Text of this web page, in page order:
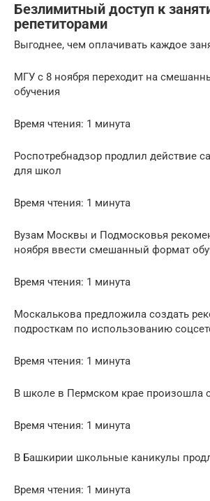
Безлимитный доступ к
репетиторами
Выгоднее, чем оплачивать каждое
МГУ с 8 ноября переходит на
обучения
Время чтения: 1 минута
Роспотребнадзор продлил действие
для школ
Время чтения: 1 минута
Вузам Москвы и Подмосковья
ноября ввести смешанный формат
Время чтения: 1 минута
Москалькова предложила создать
подросткам по использованию
Время чтения: 1 минута
В школе в Пермском крае произошла
Время чтения: 1 минута
В Башкирии школьные каникулы
Время чтения: 1 минута